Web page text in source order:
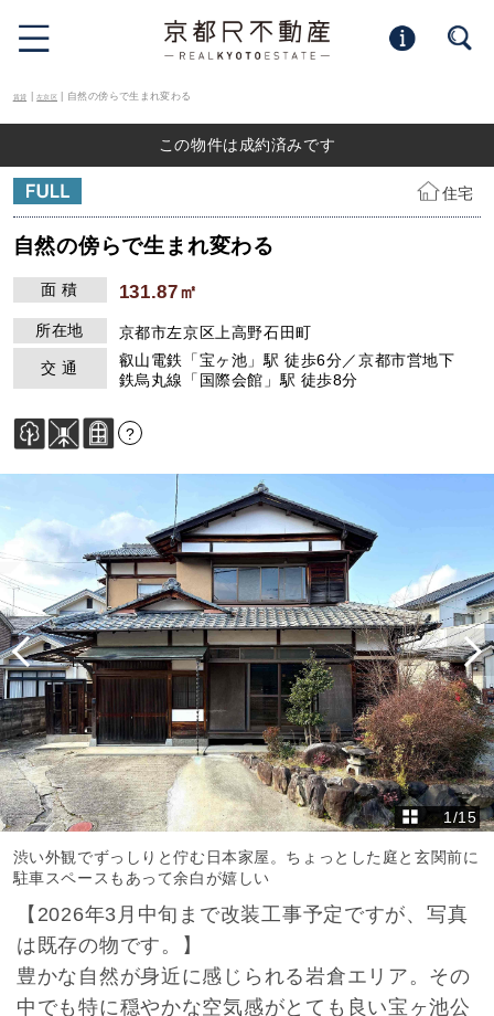
賃貸 |左京区 | 自然の傍らで生まれ変わる
この物件は成約済みです
住宅
自然の傍らで生まれ変わる
面 積 131.87㎡
所在地
京都市左京区上高野石田町
交 通
叡山電鉄「宝ヶ池」駅 徒歩6分／京都市営地下
鉄烏丸線「国際会館」駅 徒歩8分
?
1/15
渋い外観でずっしりと佇む日本家屋。ちょっとした庭と玄関前に
駐車スペースもあって余白が嬉しい
【2026年3月中旬まで改装工事予定ですが、写真
は既存の物です。】
豊かな自然が身近に感じられる岩倉エリア。その
中でも特に穏やかな空気感がとても良い宝ヶ池公